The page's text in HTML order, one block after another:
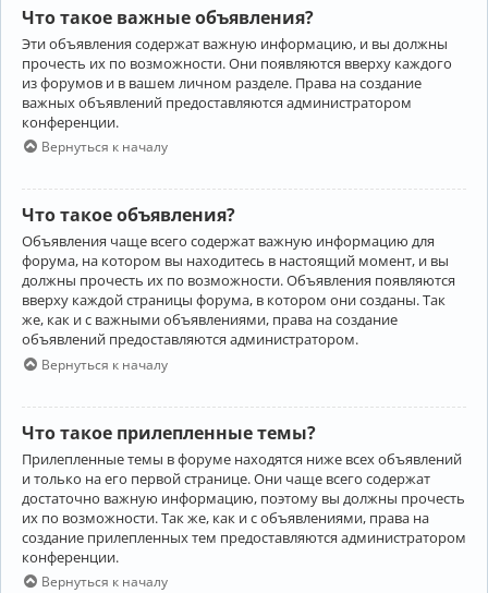
Что такое важные объявления?
Эти объявления содержат важную информацию, и вы должны
прочесть их по возможности. Они появляются вверху каждого
из форумов и в вашем личном разделе. Права на создание
важных объявлений предоставляются администратором
конференции.
Вернуться к началу
Что такое объявления?
Объявления чаще всего содержат важную информацию для
форума, на котором вы находитесь в настоящий момент, и вы
должны прочесть их по возможности. Объявления появляются
вверху каждой страницы форума, в котором они созданы. Так
же, как и с важными объявлениями, права на создание
объявлений предоставляются администратором.
Вернуться к началу
Что такое прилепленные темы?
Прилепленные темы в форуме находятся ниже всех объявлений
и только на его первой странице. Они чаще всего содержат
достаточно важную информацию, поэтому вы должны прочесть
их по возможности. Так же, как и с объявлениями, права на
создание прилепленных тем предоставляются администратором
конференции.
Вернуться к началу